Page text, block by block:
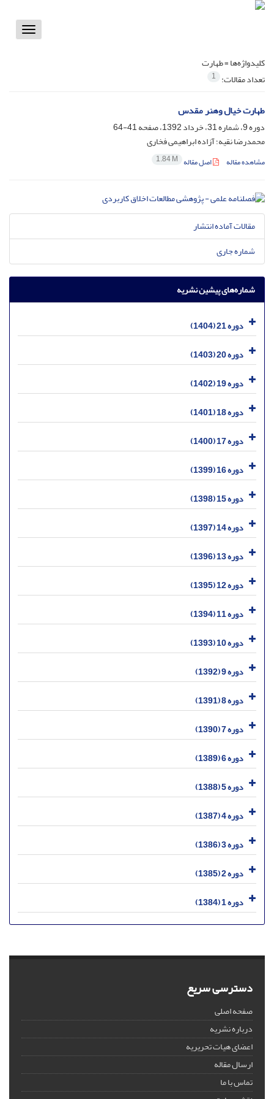
Toggle
کلیدواژه‌ها =طهارت
تعداد مقالات: 1
طهارت خیال وهنر مقدس
دوره 9، شماره 31، خرداد 1392، صفحه
41-64
محمدرضا نقیه؛ آزاده ابراهیمی فخاری
مشاهده مقاله اصل مقاله 1.84 M
مقالات آماده انتشار
شماره جاری
شماره‌های پیشین نشریه
دوره 21 (1404)
دوره 20 (1403)
دوره 19 (1402)
دوره 18 (1401)
دوره 17 (1400)
دوره 16 (1399)
دوره 15 (1398)
دوره 14 (1397)
دوره 13 (1396)
دوره 12 (1395)
دوره 11 (1394)
دوره 10 (1393)
دوره 9 (1392)
دوره 8 (1391)
دوره 7 (1390)
دوره 6 (1389)
دوره 5 (1388)
دوره 4 (1387)
دوره 3 (1386)
دوره 2 (1385)
دوره 1 (1384)
دسترسی سریع
صفحه اصلی
درباره نشریه
اعضای هیات تحریریه
ارسال مقاله
تماس با ما